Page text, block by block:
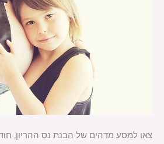
צאו למסע מדהים של הבנת נס ההריון,